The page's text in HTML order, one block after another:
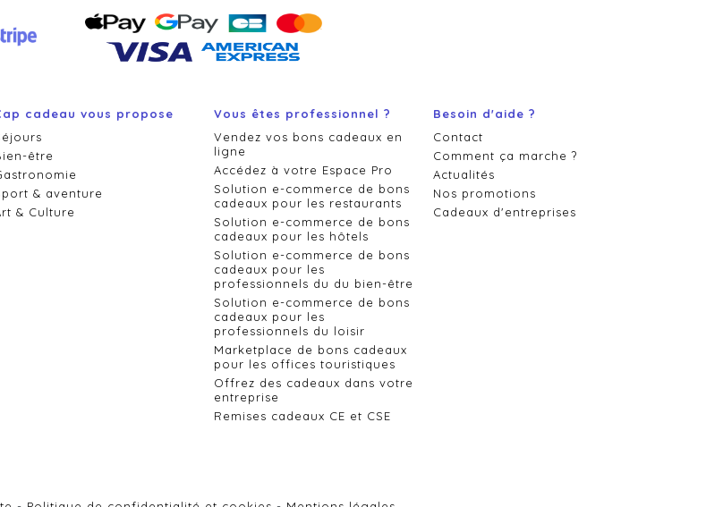
cadeau vous propose
être
& aventure
& Culture
Vous êtes professionnel ?
Vendez vos bons cadeaux en
ligne
Accédez à votre Espace Pro
Solution e-commerce de bons
cadeaux pour les restaurants
Solution e-commerce de bons
cadeaux pour les hôtels
Solution e-commerce de bons
cadeaux pour les
professionnels du du bien-être
Solution e-commerce de bons
cadeaux pour les
professionnels du loisir
Marketplace de bons cadeaux
pour les offices touristiques
Offrez des cadeaux dans votre
entreprise
Remises cadeaux CE et CSE
Besoin d'aide ?
Contact
Comment ça marche ?
Actualités
Nos promotions
Cadeaux d'entreprises